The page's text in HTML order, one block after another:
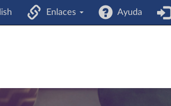
Enlaces Ayuda